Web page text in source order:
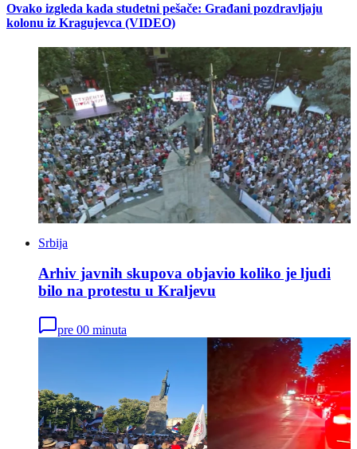
Ovako izgleda kada studetni pešače: Građani pozdravljaju
kolonu iz Kragujevca (VIDEO)
Srbija
Arhiv javnih skupova objavio koliko je ljudi
bilo na protestu u Kraljevu
pre 00 minuta